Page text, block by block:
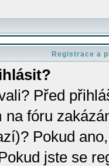
Registrace a
Před
na fóru
Pokud
jste se